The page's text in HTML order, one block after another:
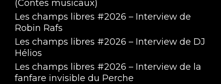
(Contes musicaux)
Les champs libres #2026 – Interview de
Robin Rafs
Les champs libres #2026 – Interview de DJ
Hélios
Les champs libres #2026 – Interview de la
fanfare invisible du Perche